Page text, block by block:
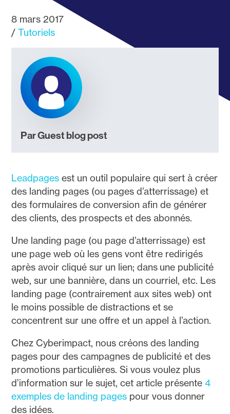
8 mars 2017
Tutoriels
Par Guest blog post
Leadpages est un outil populaire qui sert à créer
des landing pages (ou pages d’atterrissage) et
des formulaires de conversion afin de générer
des clients, des prospects et des abonnés.
Une landing page (ou page d’atterrissage) est
une page web où les gens vont être redirigés
après avoir cliqué sur un lien; dans une publicité
web, sur une bannière, dans un courriel, etc. Les
landing page (contrairement aux sites web) ont
le moins possible de distractions et se
concentrent sur une offre et un appel à l’action.
Chez Cyberimpact, nous créons des landing
pages pour des campagnes de publicité et des
promotions particulières. Si vous voulez plus
d’information sur le sujet, cet article présente4
exemples de landing pages pour vous donner
des idées.